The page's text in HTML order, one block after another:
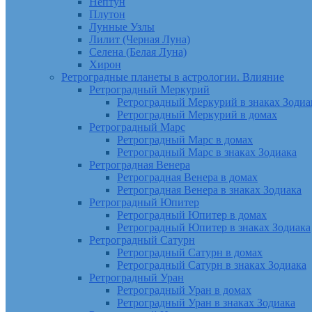
Плутон
Лунные Узлы
Лилит (Черная Луна)
Селена (Белая Луна)
Хирон
Ретроградные планеты в астрологии. Влияние
Ретроградный Меркурий
Ретроградный Меркурий в знаках
Ретроградный Меркурий в домах
Ретроградный Марс
Ретроградный Марс в домах
Ретроградный Марс в знаках Зодиака
Ретроградная Венера
Ретроградная Венера в домах
Ретроградная Венера в знаках Зодиака
Ретроградный Юпитер
Ретроградный Юпитер в домах
Ретроградный Юпитер в знаках Зодиака
Ретроградный Сатурн
Ретроградный Сатурн в домах
Ретроградный Сатурн в знаках Зодиака
Ретроградный Уран
Ретроградный Уран в домах
Ретроградный Уран в знаках Зодиака